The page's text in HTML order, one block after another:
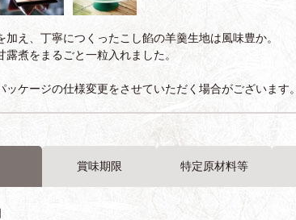
加え、丁寧につくったこし餡の羊羹生地は風味豊か。
露煮をまるごと一粒入れました。
ケージの仕様変更をさせていただく場合がございます。
賞味期限 特定原材料等